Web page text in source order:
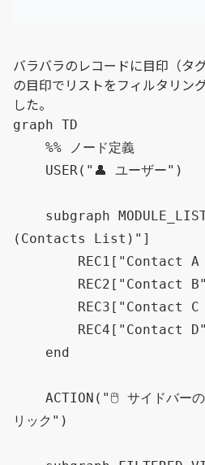
バラバラのレコードに目印（タ
の目印でリストをフィルタリン
した。
graph TD
(Contacts List)"]
リック")